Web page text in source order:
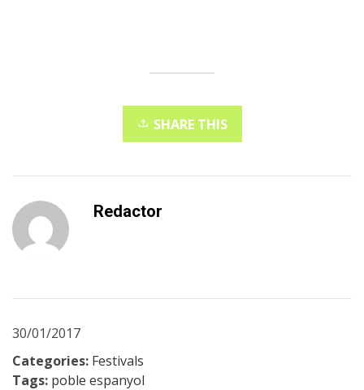
SHARE THIS
Redactor
30/01/2017
Categories: Festivals
Tags: poble espanyol